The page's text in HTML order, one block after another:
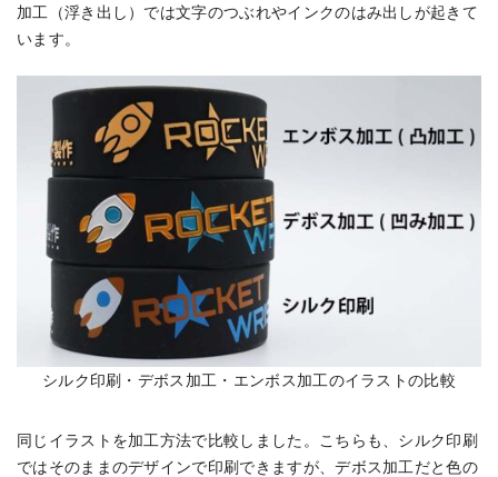
加工（浮き出し）では文字のつぶれやインクのはみ出しが起きて
います。
シルク印刷・デボス加工・エンボス加工のイラストの比較
同じイラストを加工方法で比較しました。こちらも、シルク印刷
ではそのままのデザインで印刷できますが、デボス加工だと色の